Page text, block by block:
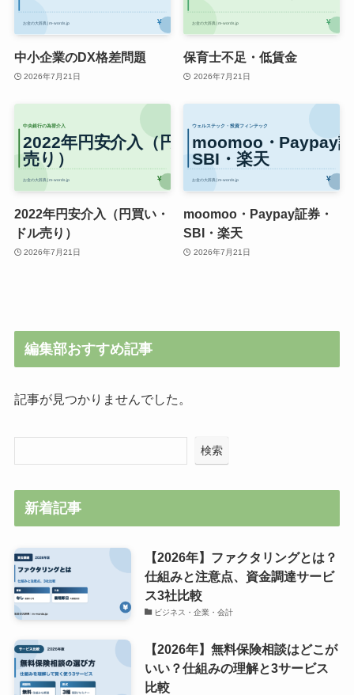
中小企業のDX格差問題
2026年7月21日
保育士不足・低賃金
2026年7月21日
2022年円安介入（円買い・
ドル売り）
2026年7月21日
moomoo・Paypay証券・
SBI・楽天
2026年7月21日
編集部おすすめ記事
記事が見つかりませんでした。
検索
新着記事
【2026年】ファクタリングとは？
仕組みと注意点、資金調達サービ
ス3社比較
ビジネス・企業・会計
【2026年】無料保険相談はどこが
いい？仕組みの理解と3サービス
比較